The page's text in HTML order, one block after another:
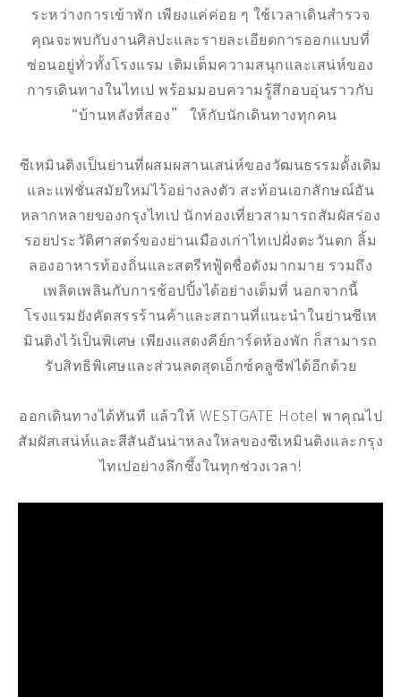
ระหว่างการเข้าพัก เพียงแค่ค่อย ๆ ใช้เวลาเดินสำรวจ
คุณจะพบกับงานศิลปะและรายละเอียดการออกแบบที่
ซ่อนอยู่ทั่วทั้งโรงแรม เติมเต็มความสนุกและเสน่ห์ของ
การเดินทางในไทเป พร้อมมอบความรู้สึกอบอุ่นราวกับ
“บ้านหลังที่สอง” ให้กับนักเดินทางทุกคน
ซีเหมินติงเป็นย่านที่ผสมผสานเสน่ห์ของวัฒนธรรมดั้งเดิม
และแฟชั่นสมัยใหม่ไว้อย่างลงตัว สะท้อนเอกลักษณ์อัน
หลากหลายของกรุงไทเป นักท่องเที่ยวสามารถสัมผัสร่อง
รอยประวัติศาสตร์ของย่านเมืองเก่าไทเปฝั่งตะวันตก ลิ้ม
ลองอาหารท้องถิ่นและสตรีทฟู้ดชื่อดังมากมาย รวมถึง
เพลิดเพลินกับการช้อปปิ้งได้อย่างเต็มที่ นอกจากนี้
โรงแรมยังคัดสรรร้านค้าและสถานที่แนะนำในย่านซีเห
มินติงไว้เป็นพิเศษ เพียงแสดงคีย์การ์ดห้องพัก ก็สามารถ
รับสิทธิพิเศษและส่วนลดสุดเอ็กซ์คลูซีฟได้อีกด้วย
ออกเดินทางได้ทันที แล้วให้ WESTGATE Hotel พาคุณไป
สัมผัสเสน่ห์และสีสันอันน่าหลงใหลของซีเหมินติงและกรุง
ไทเปอย่างลึกซึ้งในทุกช่วงเวลา!